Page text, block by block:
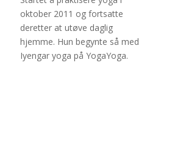
oktober 2011 og fortsatte
deretter at utøve daglig
hjemme. Hun begynte så med
Iyengar yoga på YogaYoga.